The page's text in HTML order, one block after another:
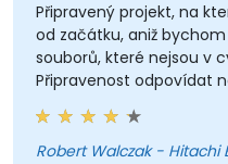
Připravený projekt, na
od začátku, aniž
souborů, které nejsou v
Připravenost odpovídat
účastníků vznikly.
Robert Walczak - Hitachi